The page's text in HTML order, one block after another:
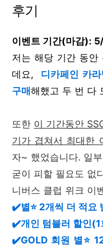
후기
이벤트 기간(마감):
저는 해당 기간 동안
데요, 디카페인 카
구매해했고 두 번 다
또한 이 기간동안
기가 겹쳐서 최대한
자~ 했었습니다. 일
굳이 피할 필요도 없
니버스 클럽 위크 이
✔️별⭐ 2개씩 더 적요
✔️개인 텀블러 할인(1
✔️GOLD 회원 별⭐